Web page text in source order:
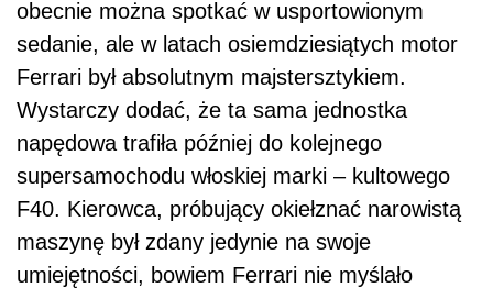
obecnie można spotkać w usportowionym
sedanie, ale w latach osiemdziesiątych motor
Ferrari był absolutnym majstersztykiem.
Wystarczy dodać, że ta sama jednostka
napędowa trafiła później do kolejnego
supersamochodu włoskiej marki – kultowego
F40. Kierowca, próbujący okiełznać narowistą
maszynę był zdany jedynie na swoje
umiejętności, bowiem Ferrari nie myślało